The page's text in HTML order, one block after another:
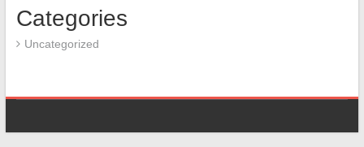
Categories
Uncategorized